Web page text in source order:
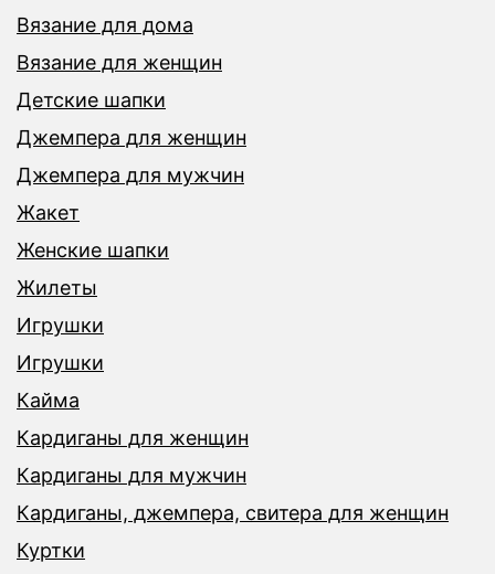
Вязание для дома
Вязание для женщин
Детские шапки
Джемпера для женщин
Джемпера для мужчин
Жакет
Женские шапки
Жилеты
Игрушки
Игрушки
Кайма
Кардиганы для женщин
Кардиганы для мужчин
Кардиганы, джемпера, свитера для женщин
Куртки